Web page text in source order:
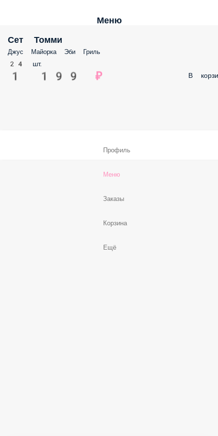
Меню
Сет Томми
Джус Майорка Эби Гриль
24 шт.
1 199 ₽ В
Профиль
Меню
Заказы
Корзина
Ещё